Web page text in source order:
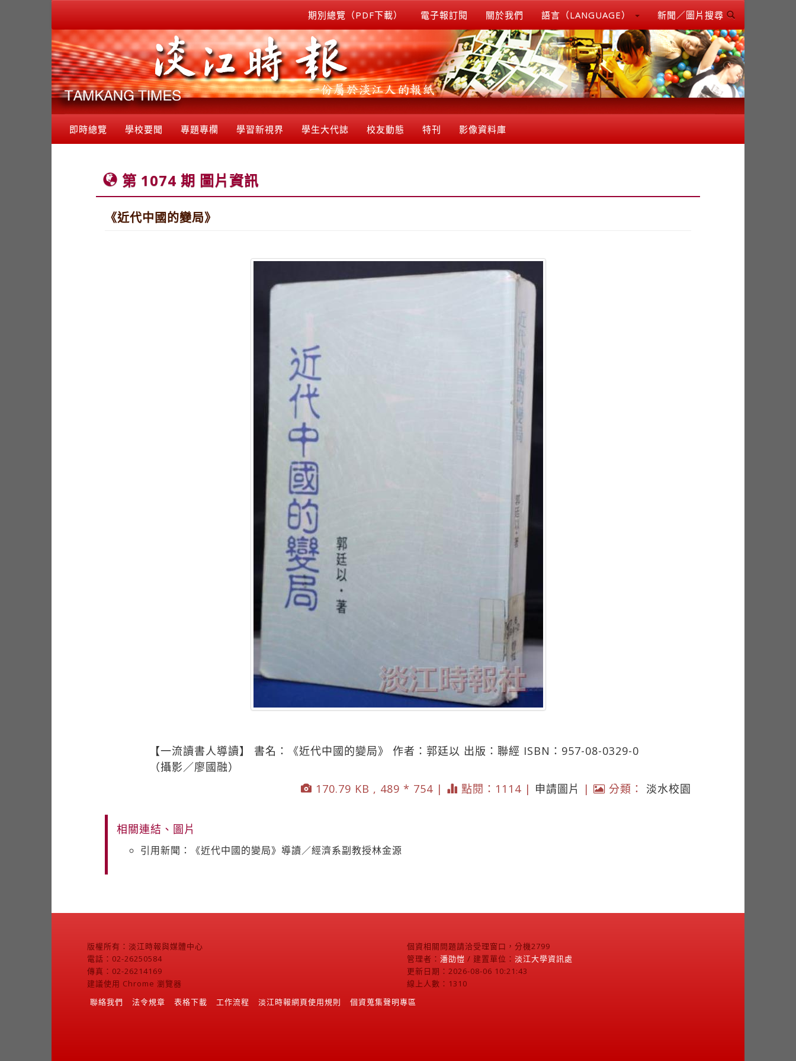
期別總覽（PDF下載） 電子報訂閱 關於我們 語言（LANGUAGE） 新聞／圖片搜尋
即時總覽 學校要聞 專題專欄 學習新視界 學生大代誌 校友動態 特刊 影像資料庫
第 1074 期 圖片資訊
《近代中國的變局》
【一流讀書人導讀】 書名：《近代中國的變局》 作者：郭廷以 出版：聯經 ISBN：957-08-0329-0
（攝影／廖國融）
170.79 KB , 489 * 754 |
點閱：1114 | 申請圖片 | 分類： 淡水校園
相關連結、圖片
引用新聞：《近代中國的變局》導讀／經濟系副教授林金源
版權所有：淡江時報與媒體中心
電話：02-26250584
傳真：02-26214169
建議使用 Chrome 瀏覽器
個資相關問題請洽受理窗口，分機2799
管理者： 潘劭愷 / 建置單位： 淡江大學資訊處
更新日期：2026-08-06 10:21:43
線上人數：1310
聯絡我們
法令規章 表格下載 工作流程 淡江時報網頁使用規則 個資蒐集聲明專區